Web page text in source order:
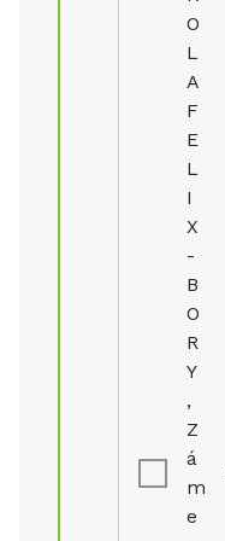
O
L
A
F
E
L
I
X
-
B
O
R
Y
,
Z
á
m
e